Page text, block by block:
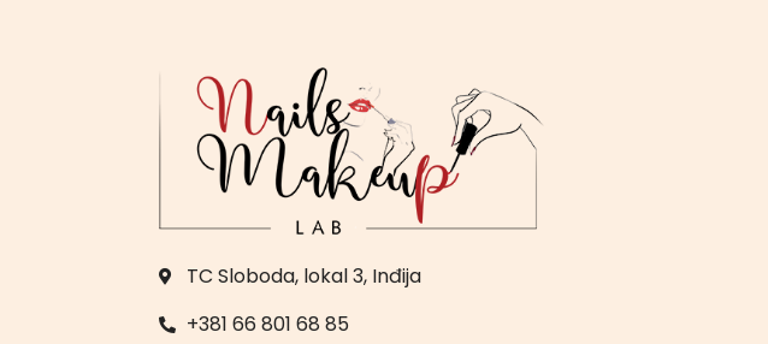
TC Sloboda, lokal 3, Inđija
+381 66 801 68 85